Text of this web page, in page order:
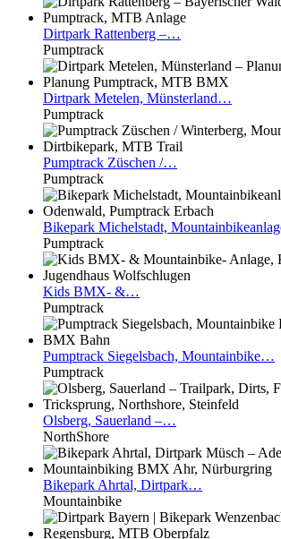
Dirtpark Rattenberg –…
Pumptrack
Dirtpark Metelen, Münsterland…
Pumptrack
Pumptrack Züschen /…
Pumptrack
Bikepark Michelstadt,
Pumptrack
Kids BMX- &…
Pumptrack
Pumptrack Siegelsbach, Mountainbike…
Pumptrack
Olsberg, Sauerland –…
NorthShore
Bikepark Ahrtal, Dirtpark…
Mountainbike